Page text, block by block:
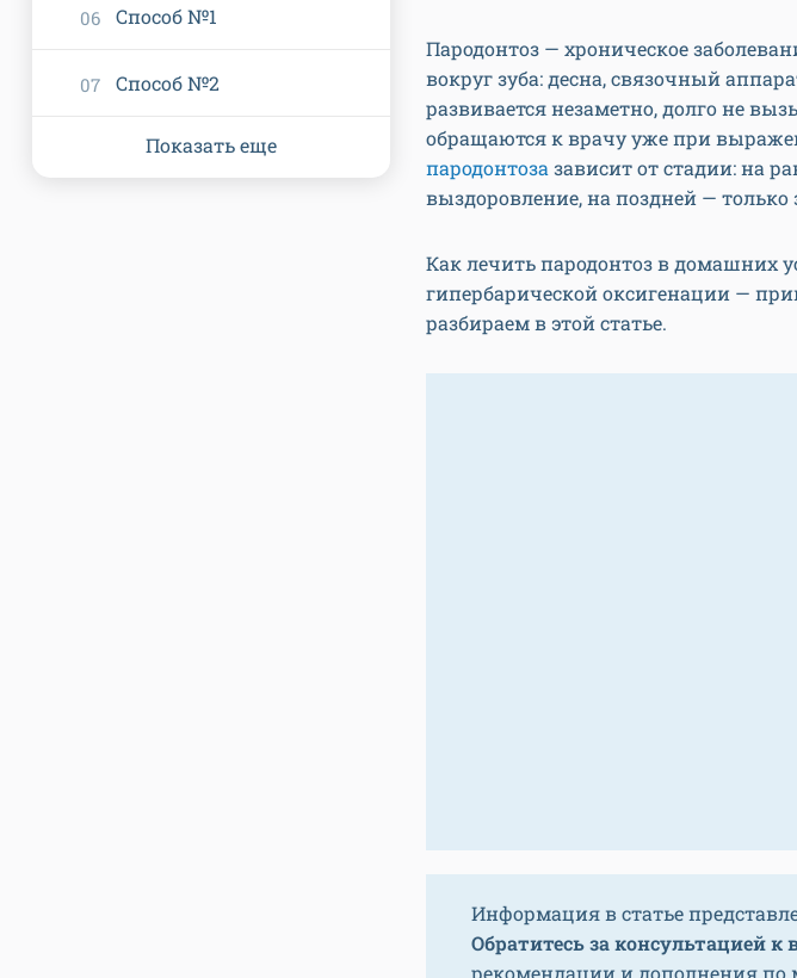
Пародонтоз — хроническое
вокруг зуба: десна, связочный
развивается незаметно, долго не
обращаются к врачу уже при
пародонтозазависит от стадии: на
выздоровление, на поздней —
Как лечить пародонтоз в домашних
гипербарической оксигенации —
разбираем в этой статье.
Информация в статье
Обратитесь за консультацией к
Способ №1
Способ №2
Показать еще